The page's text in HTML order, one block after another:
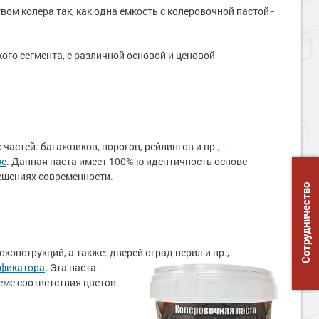
колера так, как одна емкость с колеровочной пастой -
сегмента, с различной основой и ценовой
багажников, порогов, рейлингов и пр., –
. Данная паста имеет 100%-ю идентичность основе
современности.
а также: дверей оград перил и пр., -
. Эта паста –
соответствия цветов
Сотрудничество